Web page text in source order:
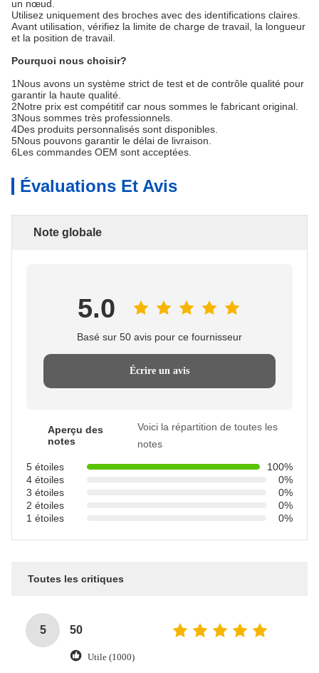
un nœud.
Utilisez uniquement des broches avec des identifications claires.
Avant utilisation, vérifiez la limite de charge de travail, la longueur
et la position de travail.
Pourquoi nous choisir?
1Nous avons un système strict de test et de contrôle qualité pour
garantir la haute qualité.
2Notre prix est compétitif car nous sommes le fabricant original.
3Nous sommes très professionnels.
4Des produits personnalisés sont disponibles.
5Nous pouvons garantir le délai de livraison.
6Les commandes OEM sont acceptées.
Évaluations Et Avis
Note globale
5.0
Basé sur 50 avis pour ce fournisseur
Écrire un avis
Aperçu des
notes
Voici la répartition de toutes les
notes
5 étoiles
100%
4 étoiles
0%
3 étoiles
0%
2 étoiles
0%
1 étoiles
0%
Toutes les critiques
5 50
Utile (1000)